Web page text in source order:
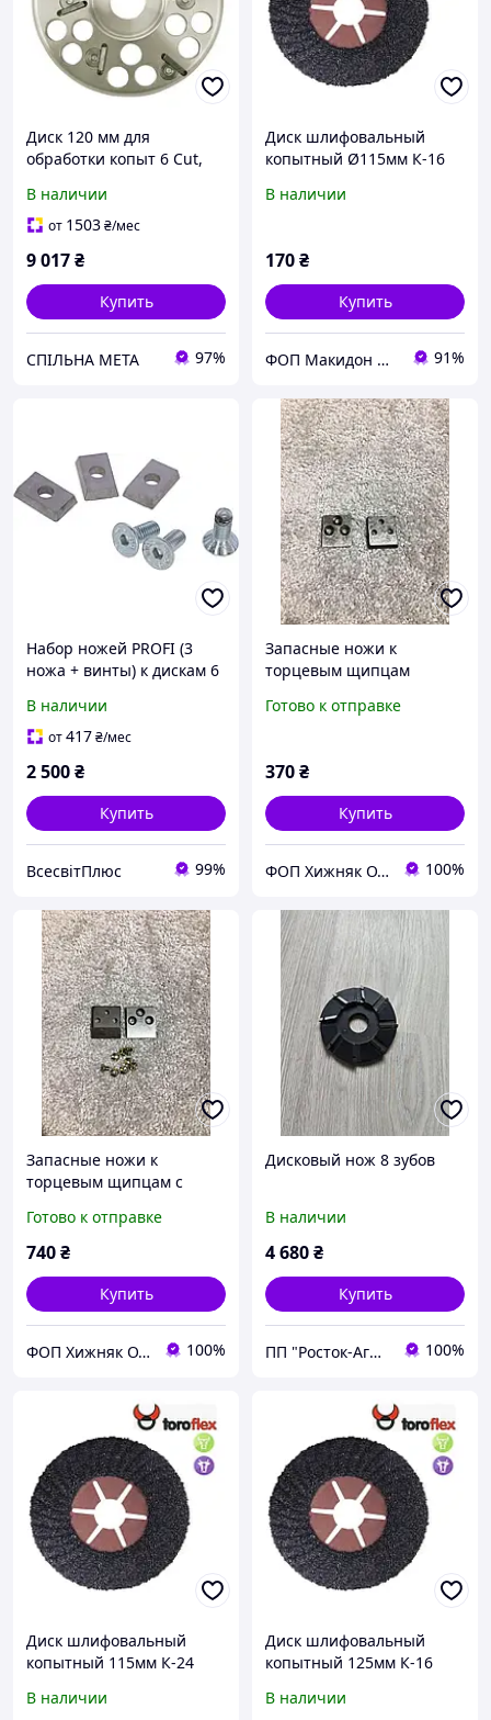
Диск 120 мм для
обработки копыт 6 Cut,
В наличии
от 1503₴/мес
9 017₴
Купить
СПІЛЬНА МЕТА 97%
Диск шлифовальный
копытный Ø115мм К-16
В наличии
170₴
Купить
ФОП Макидон Людмила Викторовна 91%
Набор ножей PROFI (3
ножа + винты) к дискам 6
В наличии
от417₴/мес
2 500₴
Купить
ВсесвітПлюс 99%
Запасные ножи к
торцевым щипцам
Готово к отправке
370₴
Купить
ФОП Хижняк О.О. 100%
Запасные ножи к
торцевым щипцам с
Готово к отправке
740₴
Купить
ФОП Хижняк О.О. 100%
Дисковый нож 8 зубов
В наличии
4 680₴
Купить
ПП "Росток-Агро.Х" 100%
Диск шлифовальный
копытный 115мм К-24
В наличии
Диск шлифовальный
копытный 125мм К-16
В наличии